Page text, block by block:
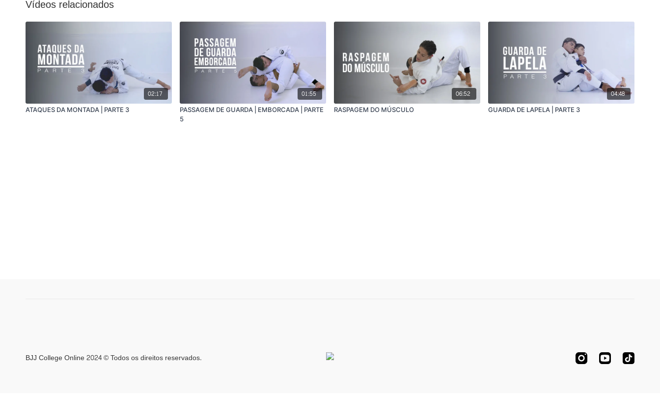
Vídeos relacionados
02:17
ATAQUES DA MONTADA | PARTE 3
01:55
PASSAGEM DE GUARDA | EMBORCADA | PARTE
5
06:52
RASPAGEM DO MÚSCULO
04:48
GUARDA DE LAPELA | PARTE 3
BJJ College Online 2024 © Todos os direitos reservados.